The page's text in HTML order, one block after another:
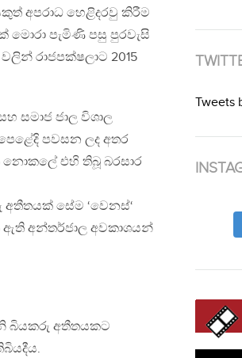
අපරාධ හෙළිදරවු කිරීම
මොරා පැමිණි පසු පුරවැසි
රාජපක්ෂලාට 2015
සමාජ ජාල විශාල
පවසන ලද අතර
නොකලේ එහි තිබූ බරසාර
අතීතයක් සේම ‘වෙනස්‘
ඇති අන්තර්ජාල අවකාශයන්
බියකරු අතීතයකට
Tweets